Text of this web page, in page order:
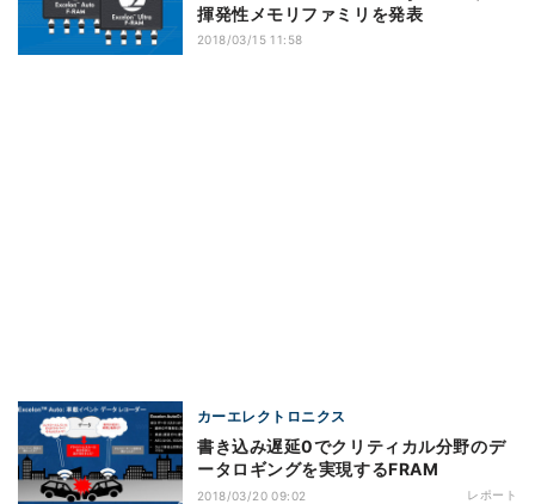
揮発性メモリファミリを発表
2018/03/15 11:58
カーエレクトロニクス
書き込み遅延0でクリティカル分野のデ
ータロギングを実現するFRAM
2018/03/20 09:02 レポート